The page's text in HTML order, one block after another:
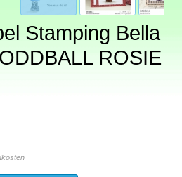
Stamping Bella
ROSIE